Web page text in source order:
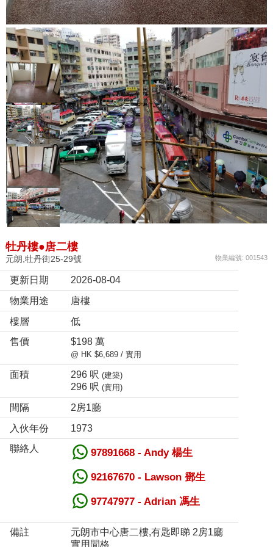
牡丹樓●唐二樓
元朗,牡丹街25-29號 物業編號: 001543
更新日期
2026-08-04
物業用途
唐樓
樓層
低
售價
$198 萬
@ HK $6,689 / 實用
面積 296 呎 (建築)
296 呎 (實用)
間隔
2房1廳
入伙年份
1973
聯絡人
97891668 - Andy 楊生
92167670 - Lawson 鄧生
97747977 - Adrian 馮生
備註
元朗市中心唐二樓,有匙即睇 2房1廳
實用間格